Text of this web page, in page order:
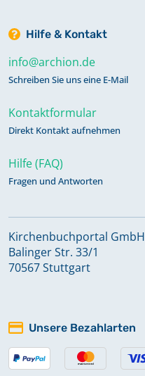
Hilfe & Kontakt
info@archion.de
Schreiben Sie uns eine E-Mail
Kontaktformular
Direkt Kontakt aufnehmen
Hilfe (FAQ)
Fragen und Antworten
Kirchenbuchportal GmbH
Balinger Str. 33/1
70567 Stuttgart
Unsere Bezahlarten